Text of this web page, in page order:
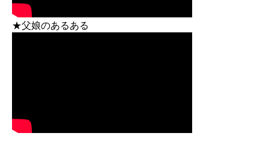
★父娘のあるある